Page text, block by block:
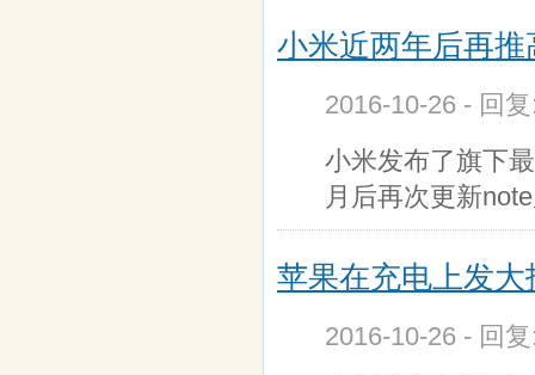
小米近两年后再推
2016-10-26 - 回
小米发布了旗下
月后再次更新
苹果在充电上发
2016-10-26 - 回